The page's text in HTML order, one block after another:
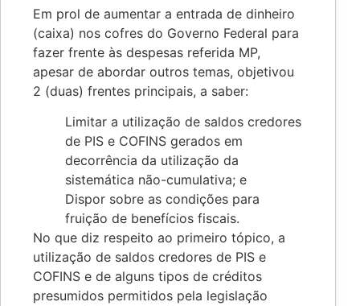
Em prol de aumentar a entrada de dinheiro
(caixa) nos cofres do Governo Federal para
fazer frente às despesas referida MP,
apesar de abordar outros temas, objetivou
2 (duas) frentes principais, a saber:
Limitar a utilização de saldos credores
de PIS e COFINS gerados em
decorrência da utilização da
sistemática não-cumulativa; e
Dispor sobre as condições para
fruição de benefícios fiscais.
No que diz respeito ao primeiro tópico, a
utilização de saldos credores de PIS e
COFINS e de alguns tipos de créditos
presumidos permitidos pela legislação